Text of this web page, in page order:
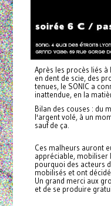
Après les procès liés
en dent de scie, des
tenues, le SONIC a
inattendue, en la
Bilan des couses : du
l'argent volé, à un
sauf de ça.
Ces malheurs auront
appréciable, mobiliser
pourquoi des acteurs
mobilisés et ont
Un grand merci aux
et de se produire